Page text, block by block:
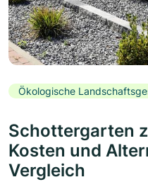
Ökologische
Schottergarten
Kosten und
Vergleich